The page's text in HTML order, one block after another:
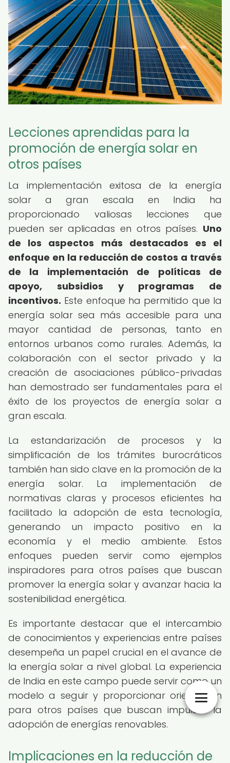
Lecciones aprendidas para la
promoción de energía solar en
otros países
La implementación exitosa de la energía
solar a gran escala en India ha
proporcionado valiosas lecciones que
pueden ser aplicadas en otros países. Uno
de los aspectos más destacados es el
enfoque en la reducción de costos a través
de la implementación de políticas de
apoyo, subsidios y programas de
incentivos. Este enfoque ha permitido que la
energía solar sea más accesible para una
mayor cantidad de personas, tanto en
entornos urbanos como rurales. Además, la
colaboración con el sector privado y la
creación de asociaciones público-privadas
han demostrado ser fundamentales para el
éxito de los proyectos de energía solar a
gran escala.
La estandarización de procesos y la
simplificación de los trámites burocráticos
también han sido clave en la promoción de la
energía solar. La implementación de
normativas claras y procesos eficientes ha
facilitado la adopción de esta tecnología,
generando un impacto positivo en la
economía y el medio ambiente. Estos
enfoques pueden servir como ejemplos
inspiradores para otros países que buscan
promover la energía solar y avanzar hacia la
sostenibilidad energética.
Es importante destacar que el intercambio
de conocimientos y experiencias entre países
desempeña un papel crucial en el avance de
la energía solar a nivel global. La experiencia
de India en este campo puede servir como un
modelo a seguir y proporcionar orientación
para otros países que buscan impulsar la
adopción de energías renovables.
Implicaciones en la reducción de